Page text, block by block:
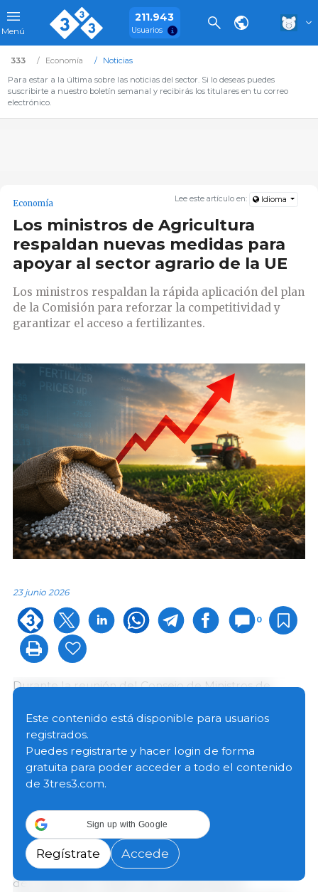
Menú
211.943
Usuarios
333 Economía
Noticias
Para estar a la última sobre las noticias del sector. Si lo deseas puedes
suscribirte a nuestro boletín semanal y recibirás los titulares en tu correo
electrónico.
Lee este artículo en: Idioma
Economía
Los ministros de Agricultura
respaldan nuevas medidas para
apoyar al sector agrario de la UE
Los ministros respaldan la rápida aplicación del plan
de la Comisión para reforzar la competitividad y
garantizar el acceso a fertilizantes.
23 junio 2026
0
Durante la reunión del Consejo de Ministros de
analizaron la situación de los mercados agrarios de la
Unión Europea en un contexto marcado por las
consecuencias de la guerra en Ucrania, la
inestabilidad geopolítica, los riesgos climáticos y los
problemas de sanidad animal, factores que siguen
elevando los costes de producción, transporte,
almacenamiento y distribución de los alimentos.
El debate comenzó con la intervención telemática
del viceprimer ministro de Ucrania para la
Este contenido está disponible para usuarios
registrados.
Puedes registrarte y hacer login de forma
gratuita para poder acceder a todo el contenido
de 3tres3.com.
Sign up with Google
Regístrate Accede